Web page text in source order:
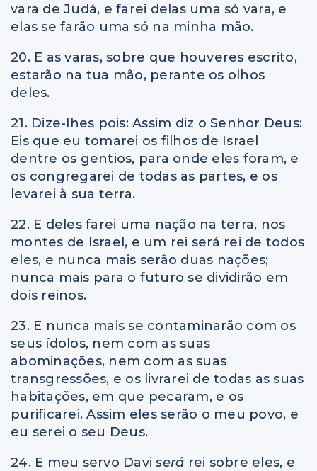
vara de Judá, e farei delas uma só vara, e
elas se farão uma só na minha mão.
20. E as varas, sobre que houveres escrito,
estarão na tua mão, perante os olhos
deles.
21. Dize-lhes pois: Assim diz o Senhor Deus:
Eis que eu tomarei os filhos de Israel
dentre os gentios, para onde eles foram, e
os congregarei de todas as partes, e os
levarei à sua terra.
22. E deles farei uma nação na terra, nos
montes de Israel, e um rei será rei de todos
eles, e nunca mais serão duas nações;
nunca mais para o futuro se dividirão em
dois reinos.
23. E nunca mais se contaminarão com os
seus ídolos, nem com as suas
abominações, nem com as suas
transgressões, e os livrarei de todas as suas
habitações, em que pecaram, e os
purificarei. Assim eles serão o meu povo, e
eu serei o seu Deus.
24. E meu servo Daviserá rei sobre eles, e